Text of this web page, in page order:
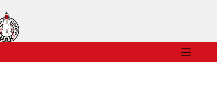
naar
de
inhoud